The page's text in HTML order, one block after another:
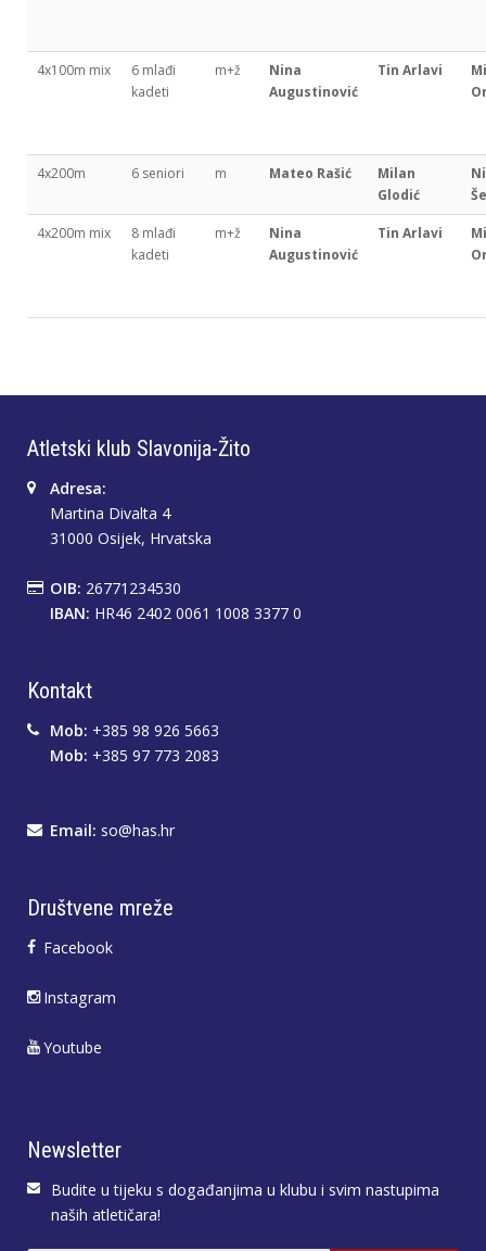
4x100m mix
6 mlađi
kadeti
m+ž
Nina
Augustinović
Tin Arlavi
4x200m 6 seniori m Mateo Rašić
Milan
Glodić
4x200m mix
8 mlađi
kadeti
m+ž
Nina
Augustinović
Tin Arlavi
Atletski klub Slavonija-Žito
Adresa:
Martina Divalta 4
31000 Osijek, Hrvatska
OIB: 26771234530
IBAN: HR46 2402 0061 1008 3377 0
Kontakt
Mob: +385 98 926 5663
Mob: +385 97 773 2083
Email: so@has.hr
Društvene mreže
Facebook
Instagram
Youtube
Newsletter
Budite u tijeku s događanjima u klubu i svim nastupima
naših atletičara!